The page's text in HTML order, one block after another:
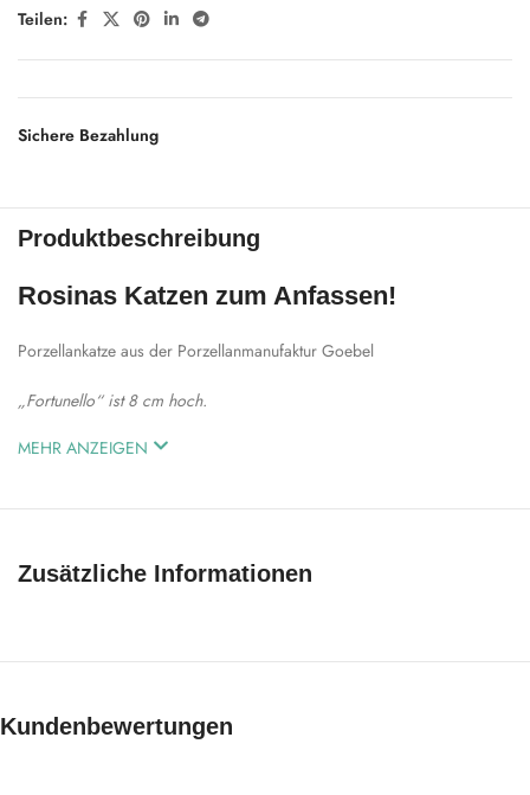
Teilen:
Sichere Bezahlung
Produktbeschreibung
Rosinas Katzen zum Anfassen!
Porzellankatze aus der Porzellanmanufaktur Goebel
„Fortunello“ ist 8 cm hoch.
MEHR ANZEIGEN
Zusätzliche Informationen
Kundenbewertungen